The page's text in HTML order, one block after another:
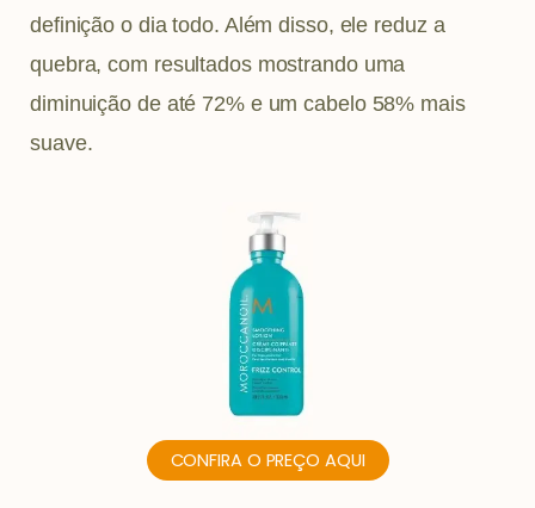
definição o dia todo. Além disso, ele reduz a
quebra, com resultados mostrando uma
diminuição de até 72% e um cabelo 58% mais
suave.
CONFIRA O PREÇO AQUI